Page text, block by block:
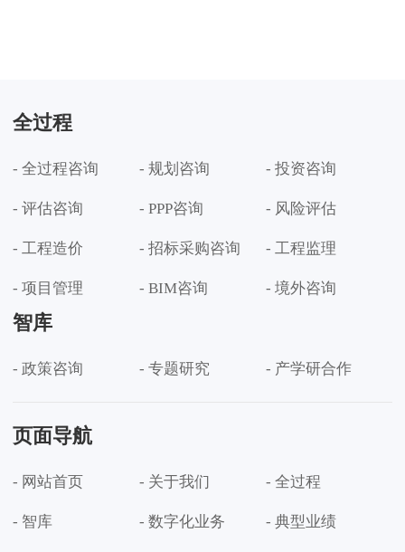
全过程
- 全过程咨询 - 规划咨询 - 投资咨询
- 评估咨询 - PPP咨询 - 风险评估
- 工程造价 - 招标采购咨询 - 工程监理
- 项目管理 - BIM咨询 - 境外咨询
智库
- 政策咨询 - 专题研究 - 产学研合作
页面导航
- 网站首页 - 关于我们 - 全过程
- 智库 - 数字化业务 - 典型业绩